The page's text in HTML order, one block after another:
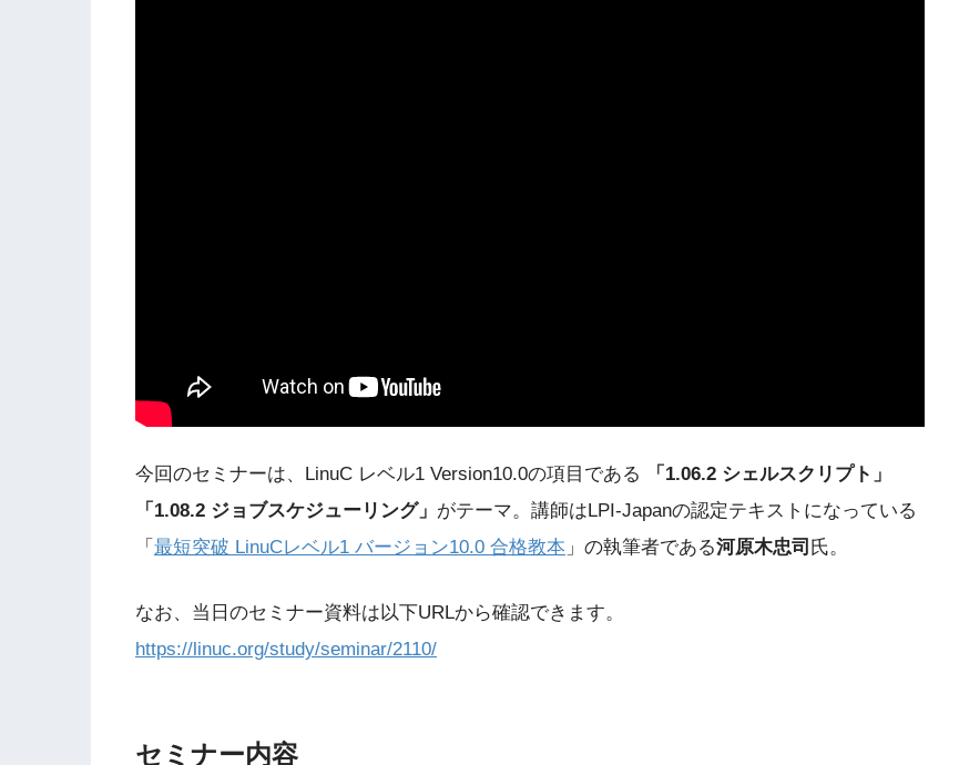
今回のセミナーは、LinuC レベル1 Version10.0の項目である
「1.06.2 シェルスクリプト」
「1.08.2 ジョブスケジューリング」 がテーマ。講師はLPI-Japanの認定テキストになっている
「 最短突破 LinuCレベル1 バージョン10.0 合格教本 」の執筆者である河原木忠司 氏。
なお、当日のセミナー資料は以下URLから確認できます。
https://linuc.org/study/seminar/2110/
セミナー内容